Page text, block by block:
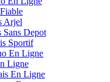
Arjel
Depot
Sportif
En Ligne
Ligne
En Ligne